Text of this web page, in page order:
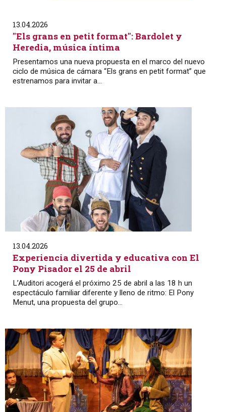
13.04.2026
"Els grans en petit format": Bardolet y
Heredia, música íntima
Presentamos una nueva propuesta en el marco del nuevo
ciclo de música de cámara “Els grans en petit format” que
estrenamos para invitar a...
13.04.2026
Experiencia divertida y educativa con El
Pony Pisador el 25 de abril
L’Auditori acogerá el próximo 25 de abril a las 18 h un
espectáculo familiar diferente y lleno de ritmo: El Pony
Menut, una propuesta del grupo...